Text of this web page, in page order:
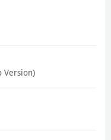
там где-то
Version)